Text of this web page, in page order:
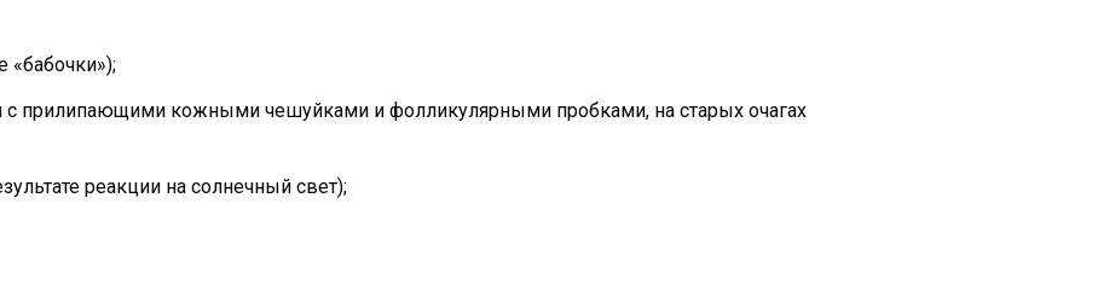
«бабочки»);
прилипающими кожными чешуйками и фолликулярными пробками, на старых очагах
реакции на солнечный свет);